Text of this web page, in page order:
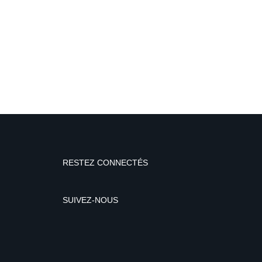
RESTEZ CONNECTÉS
SUIVEZ-NOUS